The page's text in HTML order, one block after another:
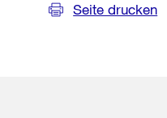
Seite drucken